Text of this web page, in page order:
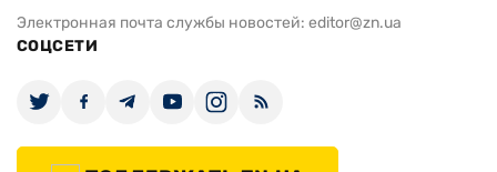
Электронная почта службы новостей: editor@zn.ua
СОЦСЕТИ